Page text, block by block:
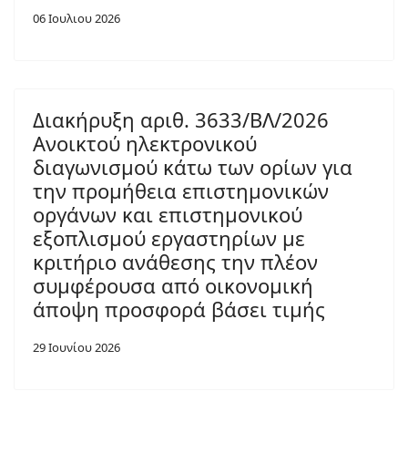
06 Ιουλιου 2026
Διακήρυξη αριθ. 3633/ΒΛ/2026
Ανοικτού ηλεκτρονικού
διαγωνισμού κάτω των ορίων για
την προμήθεια επιστημονικών
οργάνων και επιστημονικού
εξοπλισμού εργαστηρίων με
κριτήριο ανάθεσης την πλέον
συμφέρουσα από οικονομική
άποψη προσφορά βάσει τιμής
29 Ιουνίου 2026